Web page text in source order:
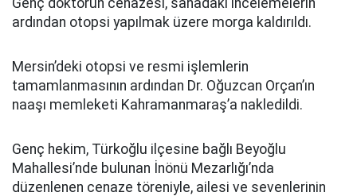
ardından otopsi yapılmak üzere morga kaldırıldı.
Mersin’deki otopsi ve resmi işlemlerin
tamamlanmasının ardından Dr. Oğuzcan Orçan’ın
naaşı memleketi Kahramanmaraş’a nakledildi.
Genç hekim, Türkoğlu ilçesine bağlı Beyoğlu
Mahallesi’nde bulunan İnönü Mezarlığı’nda
düzenlenen cenaze töreniyle, ailesi ve sevenlerinin